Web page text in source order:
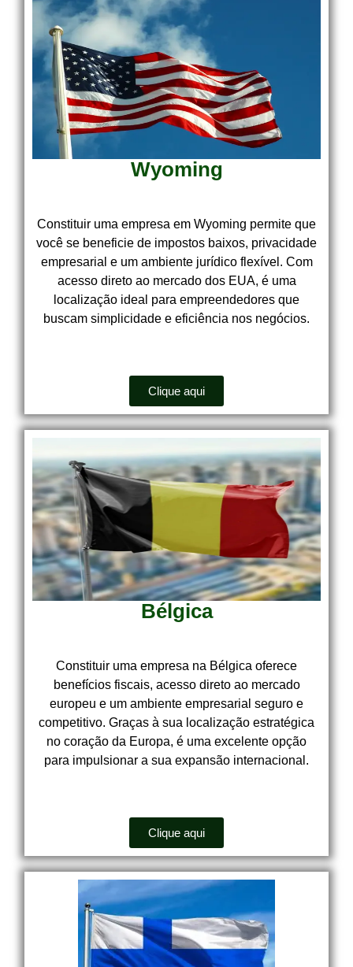
Wyoming
Constituir uma empresa em Wyoming permite que
você se beneficie de impostos baixos, privacidade
empresarial e um ambiente jurídico flexível. Com
acesso direto ao mercado dos EUA, é uma
localização ideal para empreendedores que
buscam simplicidade e eficiência nos negócios.
Clique aqui
Bélgica
Constituir uma empresa na Bélgica oferece
benefícios fiscais, acesso direto ao mercado
europeu e um ambiente empresarial seguro e
competitivo. Graças à sua localização estratégica
no coração da Europa, é uma excelente opção
para impulsionar a sua expansão internacional.
Clique aqui